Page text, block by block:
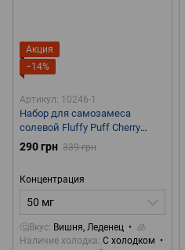
Акция
−14%
Артикул: 10246-1
Набор для самозамеса
солевой Fluffy Puff Cherry
Candy Ice 30 ml 50 mg
290 грн 339 грн
Концентрация
50 мг
🤔Вкус Вишня, Леденец
🧊
Наличие холодка С холодком